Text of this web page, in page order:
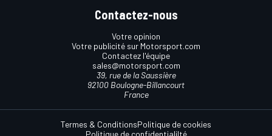
Contactez-nous
Votre opinion
Votre publicité sur Motorsport.com
Contactez l'équipe
sales@motorsport.com
39, rue de la Saussière
92100 Boulogne-Billancourt
France
Termes & ConditionsPolitique de cookies